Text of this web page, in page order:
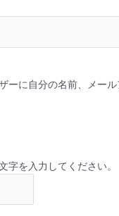
ーに自分の名前、メー
字を入力してください。